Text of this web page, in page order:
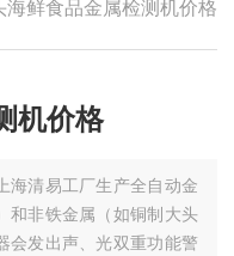
海鲜食品金属检测机价格
机价格
海清易工厂生产全自动金
和非铁金属（如铜制大头
会发出声、光双重功能警